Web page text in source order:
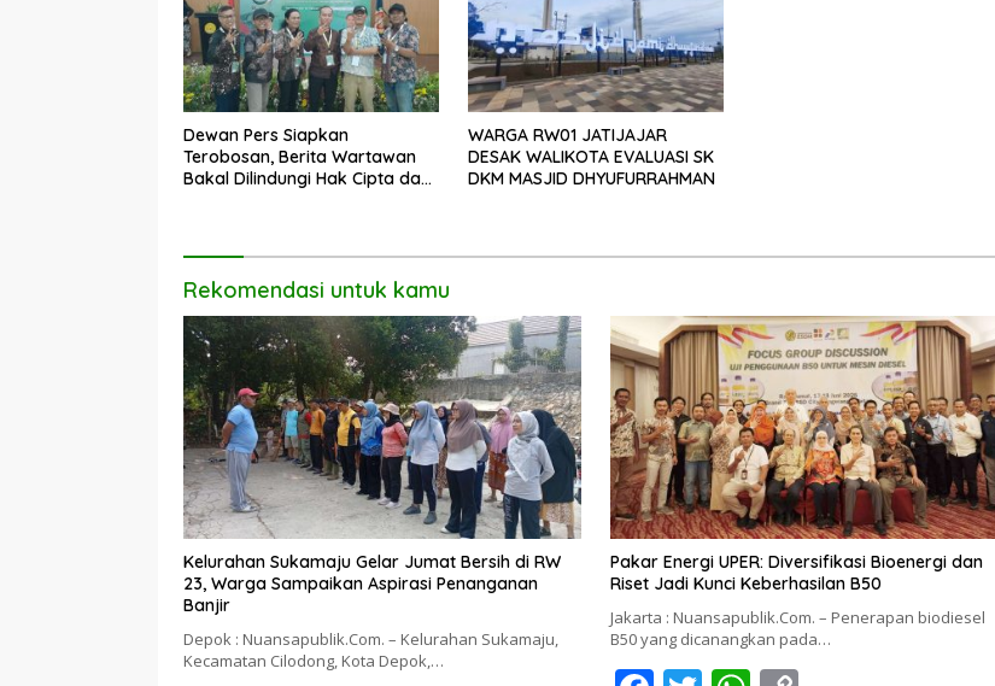
Dewan Pers Siapkan
Terobosan, Berita Wartawan
Bakal Dilindungi Hak Cipta dan
WARGA RW01 JATIJAJAR
DESAK WALIKOTA EVALUASI SK
DKM MASJID DHYUFURRAHMAN
Rekomendasi untuk kamu
Kelurahan Sukamaju Gelar Jumat Bersih di RW
23, Warga Sampaikan Aspirasi Penanganan
Banjir
Depok : Nuansapublik.Com. – Kelurahan Sukamaju,
Kecamatan Cilodong, Kota Depok,…
Pakar Energi UPER: Diversifikasi Bioenergi dan
Riset Jadi Kunci Keberhasilan B50
Jakarta : Nuansapublik.Com. – Penerapan biodiesel
B50 yang dicanangkan pada…